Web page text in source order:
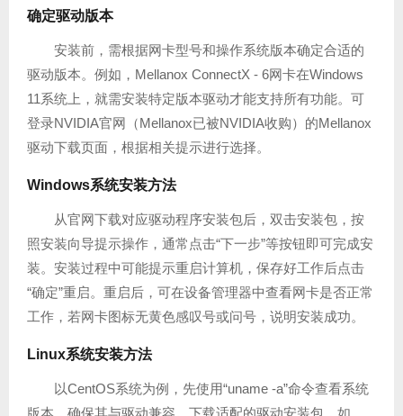
确定驱动版本
安装前，需根据网卡型号和操作系统版本确定合适的
驱动版本。例如，Mellanox ConnectX - 6网卡在Windows
11系统上，就需安装特定版本驱动才能支持所有功能。可
登录NVIDIA官网（Mellanox已被NVIDIA收购）的Mellanox
驱动下载页面，根据相关提示进行选择。
Windows系统安装方法
从官网下载对应驱动程序安装包后，双击安装包，按
照安装向导提示操作，通常点击“下一步”等按钮即可完成安
装。安装过程中可能提示重启计算机，保存好工作后点击
“确定”重启。重启后，可在设备管理器中查看网卡是否正常
工作，若网卡图标无黄色感叹号或问号，说明安装成功。
Linux系统安装方法
以CentOS系统为例，先使用“uname -a”命令查看系统
版本，确保其与驱动兼容。下载适配的驱动安装包，如